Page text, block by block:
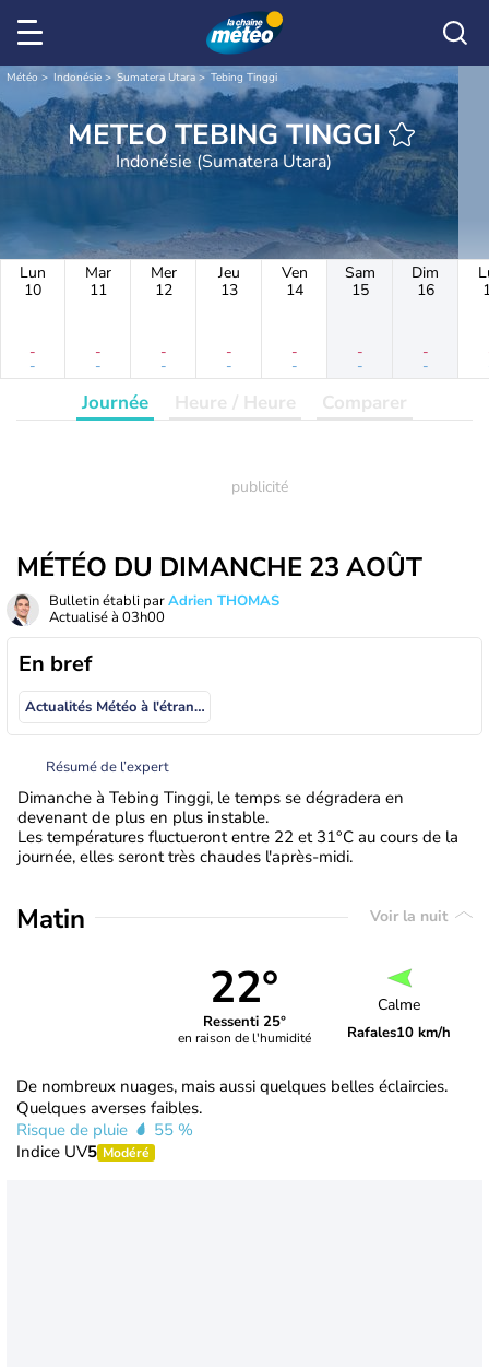
Météo Indonésie Sumatera Utara Tebing Tinggi
METEO TEBING TINGGI
Indonésie (Sumatera Utara)
Lun
10
-
-
Mar
11
-
-
Mer
12
-
-
Jeu
13
-
-
Ven
14
-
-
Sam
15
-
-
Dim
16
-
-
Journée Heure / Heure Comparer
MÉTÉO DU DIMANCHE 23 AOÛT
Bulletin établi parAdrien THOMAS
Actualisé à 03h00
En bref
Actualités Météo à l'étranger
Résumé de l’expert
Dimanche à Tebing Tinggi, le temps se dégradera en
devenant de plus en plus instable.
Les températures fluctueront entre 22 et 31°C au cours de la
journée, elles seront très chaudes l'après-midi.
Matin Voir la nuit
22°
Ressenti 25°
en raison de l'humidité
Calme
Rafales10 km/h
De nombreux nuages, mais aussi quelques belles éclaircies.
Quelques averses faibles.
Risque de pluie
55 %
Indice UV5 Modéré